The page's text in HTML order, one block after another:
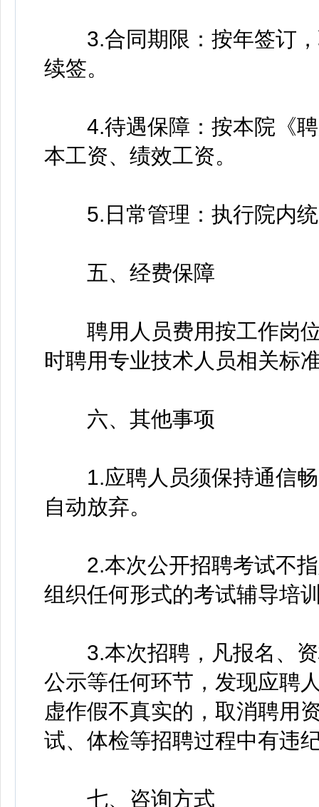
3.合同期限：按年签订，
续签。
4.待遇保障：按本院《聘
本工资、绩效工资。
5.日常管理：执行院内统
五、经费保障
聘用人员费用按工作岗位
时聘用专业技术人员相关标
六、其他事项
1.应聘人员须保持通信畅
自动放弃。
2.本次公开招聘考试不指
组织任何形式的考试辅导培
3.本次招聘，凡报名、资
公示等任何环节，发现应聘
虚作假不真实的，取消聘用
试、体检等招聘过程中有违
七、咨询方式